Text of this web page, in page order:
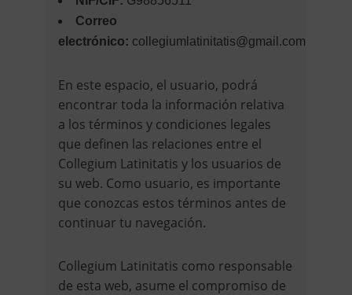
Correo
electrónico: collegiumlatinitatis@gmail.com
En este espacio, el usuario, podrá
encontrar toda la información relativa
a los términos y condiciones legales
que definen las relaciones entre el
Collegium Latinitatis y los usuarios de
su web. Como usuario, es importante
que conozcas estos términos antes de
continuar tu navegación.
Collegium Latinitatis como responsable
de esta web, asume el compromiso de